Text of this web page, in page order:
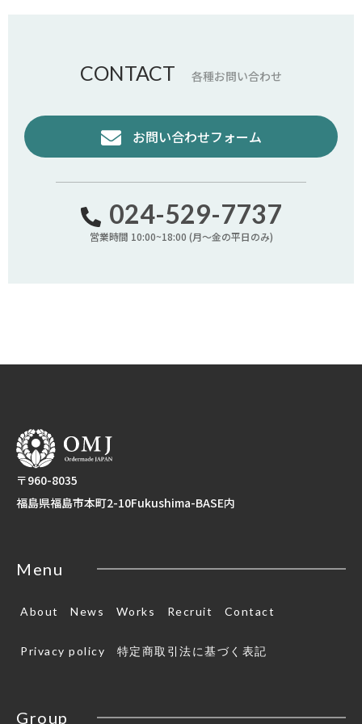
CONTACT 各種お問い合わせ
お問い合わせフォーム
024-529-7737
営業時間 10:00~18:00 (月〜金の平日のみ)
〒960-8035
福島県福島市本町2-10Fukushima-BASE内
Menu
About News Works Recruit Contact
Privacy policy 特定商取引法に基づく表記
Group